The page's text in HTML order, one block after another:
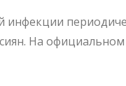
инфекции
На